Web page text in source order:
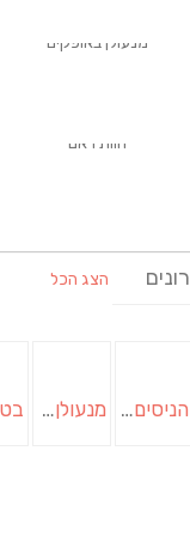
הצג הכל
הניסים של השף | מסעדת שף בבית | ארוחות גורמה מנעולן בבאר שבע | מנעולן באופקים | ויטלי המנעולן